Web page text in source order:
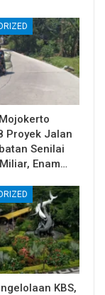
Proyek Jalan
Senilai
Enam…
KBS,